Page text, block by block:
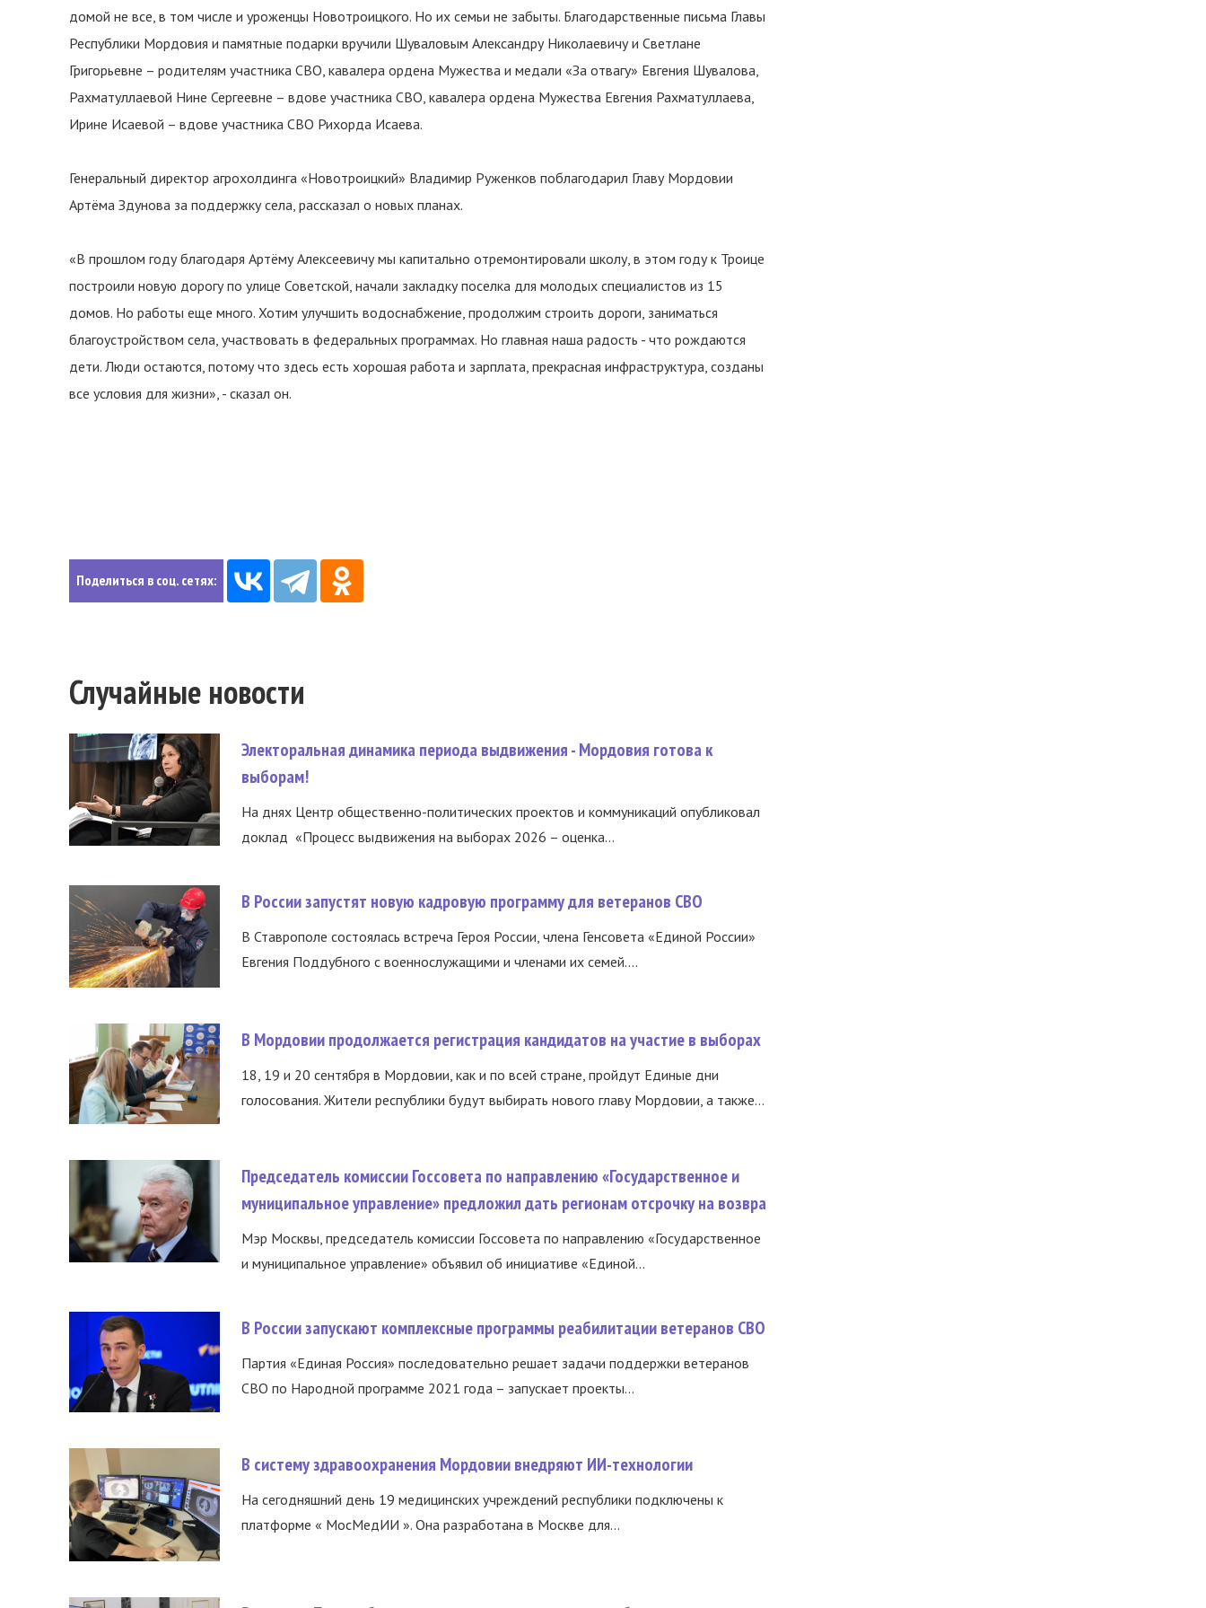
домой не все, в том числе и уроженцы Новотроицкого. Но их семьи не забыты. Благодарственные письма Главы
Республики Мордовия и памятные подарки вручили Шуваловым Александру Николаевичу и Светлане
Григорьевне – родителям участника СВО, кавалера ордена Мужества и медали «За отвагу» Евгения Шувалова,
Рахматуллаевой Нине Сергеевне – вдове участника СВО, кавалера ордена Мужества Евгения Рахматуллаева,
Ирине Исаевой – вдове участника СВО Рихорда Исаева.
Генеральный директор агрохолдинга «Новотроицкий» Владимир Руженков поблагодарил Главу Мордовии
Артёма Здунова за поддержку села, рассказал о новых планах.
«В прошлом году благодаря Артёму Алексеевичу мы капитально отремонтировали школу, в этом году к Троице
построили новую дорогу по улице Советской, начали закладку поселка для молодых специалистов из 15
домов. Но работы еще много. Хотим улучшить водоснабжение, продолжим строить дороги, заниматься
благоустройством села, участвовать в федеральных программах. Но главная наша радость - что рождаются
дети. Люди остаются, потому что здесь есть хорошая работа и зарплата, прекрасная инфраструктура, созданы
все условия для жизни», - сказал он.
Поделиться в соц. сетях:
Случайные новости
Электоральная динамика периода выдвижения - Мордовия готова к
выборам!
На днях Центр общественно-политических проектов и коммуникаций опубликовал
доклад «Процесс выдвижения на выборах 2026 – оценка...
В России запустят новую кадровую программу для ветеранов СВО
В Ставрополе состоялась встреча Героя России, члена Генсовета «Единой России»
Евгения Поддубного с военнослужащими и членами их семей....
В Мордовии продолжается регистрация кандидатов на участие в выборах
18, 19 и 20 сентября в Мордовии, как и по всей стране, пройдут Единые дни
голосования. Жители республики будут выбирать нового главу Мордовии, а также...
Председатель комиссии Госсовета по направлению «Государственное и
муниципальное управление» предложил дать регионам отсрочку на возвра
Мэр Москвы, председатель комиссии Госсовета по направлению «Государственное
и муниципальное управление» объявил об инициативе «Единой...
В России запускают комплексные программы реабилитации ветеранов СВО
Партия «Единая Россия» последовательно решает задачи поддержки ветеранов
СВО по Народной программе 2021 года – запускает проекты...
В систему здравоохранения Мордовии внедряют ИИ-технологии
На сегодняшний день 19 медицинских учреждений республики подключены к
платформе « МосМедИИ ». Она разработана в Москве для...